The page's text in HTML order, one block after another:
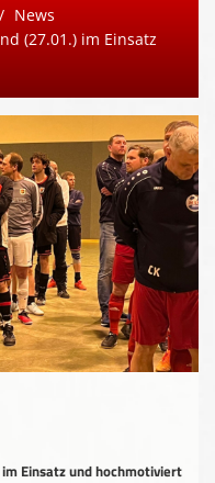
News
(27.01.) im Einsatz
Einsatz und hochmotiviert